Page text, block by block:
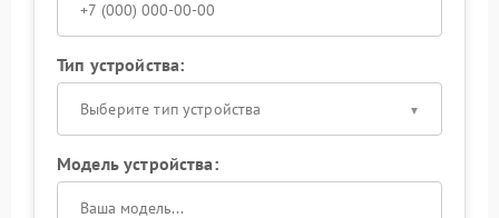
Тип устройства:
Выберите тип устройства
Модель устройства: